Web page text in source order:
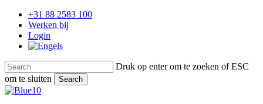
Skip
main
content
+31 88 2583 100
Werken bij
Login
Druk op enter om te zoeken of ESC
om te sluiten
Search
Close